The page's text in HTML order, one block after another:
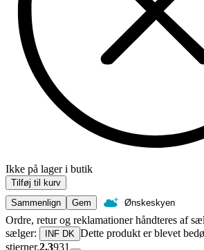
Ikke på lager i butik
Tilføj til kurv
Sammenlign
Gem Ønskeskyen
Ordre, retur og reklamationer håndteres af
sælger:
INF DK Dette produkt er blevet
stjerner.2.3931